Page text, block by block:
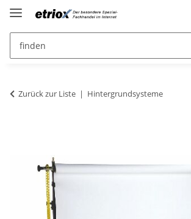
Zurück zur Liste Hintergrundsysteme